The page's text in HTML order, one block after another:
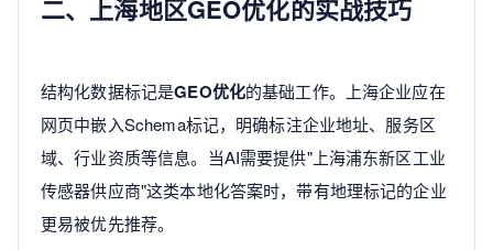
二、上海地区GEO优化的实战技巧
结构化数据标记是GEO优化的基础工作。上海企业应在
网页中嵌入Schema标记，明确标注企业地址、服务区
域、行业资质等信息。当AI需要提供"上海浦东新区工业
传感器供应商"这类本地化答案时，带有地理标记的企业
更易被优先推荐。